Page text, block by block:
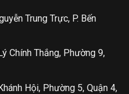
Trung Trực, P. Bến
Chính Thắng, Phường 9,
Hội, Phường 5, Quận 4,